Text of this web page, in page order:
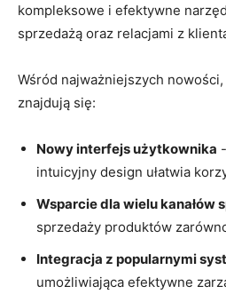
kompleksowe i efektywne
‍sprzedażą oraz relacjami ‍z
⁣Wśród najważniejszych​
znajdują⁣ się:
Nowy ‍interfejs użytkownika
intuicyjny design ułatwia
Wsparcie‍ dla wielu kanałów⁤
⁤sprzedaży produktów
Integracja z⁣ popularnymi
umożliwiająca efektywne